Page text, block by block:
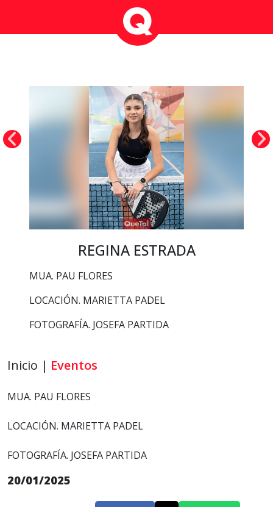
REGINA ESTRADA
MUA. PAU FLORES
LOCACIÓN. MARIETTA PADEL
FOTOGRAFÍA. JOSEFA PARTIDA
Inicio | Eventos
MUA. PAU FLORES
LOCACIÓN. MARIETTA PADEL
FOTOGRAFÍA. JOSEFA PARTIDA
20/01/2025